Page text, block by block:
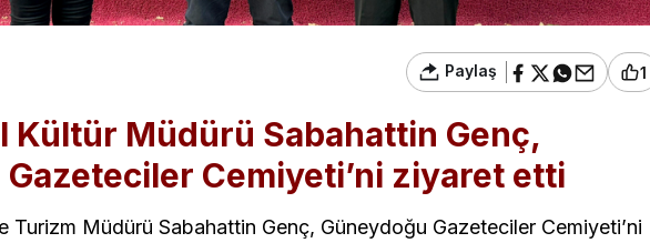
Paylaş 1
Kültür Müdürü Sabahattin Genç,
Cemiyeti’ni ziyaret etti
Turizm Müdürü Sabahattin Genç, Güneydoğu Gazeteciler Cemiyeti’ni